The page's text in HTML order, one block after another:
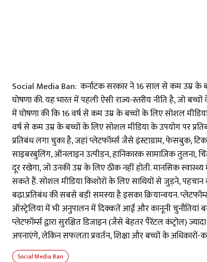
Social Media Ban: कर्नाटक सरकार ने 16 साल से कम उम्र के
घोषणा की. यह भारत में पहली ऐसी राज्य-स्तरीय नीति है, जो
में घोषणा की कि 16 वर्ष से कम उम्र के बच्चों के लिए सोशल
वर्ष से कम उम्र के बच्चों के लिए सोशल मीडिया के उपयोग पर
प्रतिबंध लगा चुका है, जहां प्लेटफॉर्म्स जैसे इंस्टाग्राम, फेसबुक,
साइबरबुलिंग, ऑनलाइन उत्पीड़न, हानिकारक सामाजिक तुलना,
दूर रखेगा, जो उनकी उम्र के लिए ठीक नहीं होती. मानसिक
सकते हैं. सोशल मीडिया किशोरों के लिए साथियों से जुड़ने,
बढ़ा.प्रतिबंध की सबसे बड़ी समस्या है इसका क्रियान्वयन.
ऑस्ट्रेलिया में भी अनुपालन में दिक्कतें आईं और कानूनी चुनौतियां
प्लेटफॉर्म्स द्वारा सुरक्षित डिजाइन (जैसे बेहतर पैरेंटल कंट्रोल)
अपनाएंगे, लेकिन सफलता प्रवर्तन, शिक्षा और बच्चों के
Social Media Ban